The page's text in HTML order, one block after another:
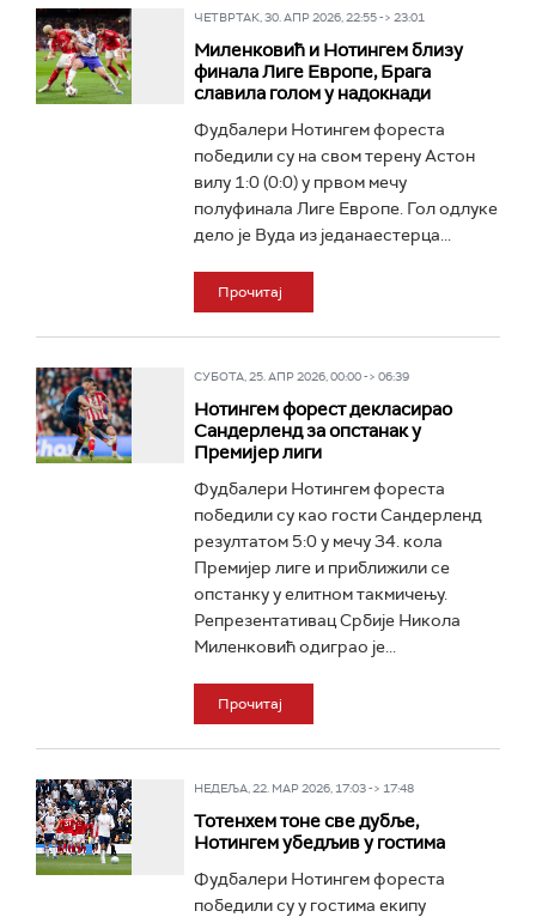
ЧЕТВРТАК, 30. АПР 2026, 22:55 -> 23:01
Миленковић и Нотингем близу
финала Лиге Европе, Брага
славила голом у надокнади
Фудбалери Нотингем фореста
победили су на свом терену Астон
вилу 1:0 (0:0) у првом мечу
полуфинала Лиге Европе. Гол одлуке
дело је Вуда из једанаестерца...
Прочитај
СУБОТА, 25. АПР 2026, 00:00 -> 06:39
Нотингем форест декласирао
Сандерленд за опстанак у
Премијер лиги
Фудбалери Нотингем фореста
победили су као гости Сандерленд
резултатом 5:0 у мечу 34. кола
Премијер лиге и приближили се
опстанку у елитном такмичењу.
Репрезентативац Србије Никола
Миленковић одиграо је...
Прочитај
НЕДЕЉА, 22. МАР 2026, 17:03 -> 17:48
Тотенхем тоне све дубље,
Нотингем убедљив у гостима
Фудбалери Нотингем фореста
победили су у гостима екипу